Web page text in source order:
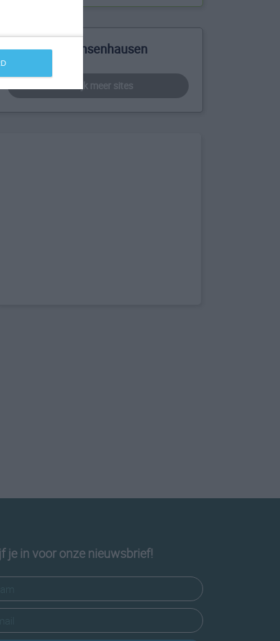
Meer over Ochsenhausen
bekijk meer sites
je in voor onze nieuwsbrief!